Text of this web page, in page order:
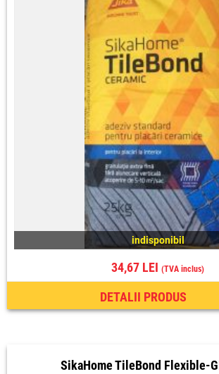
indisponibil
34,67 LEI (TVA inclus)
DETALII PRODUS
SikaHome TileBond Flexible-